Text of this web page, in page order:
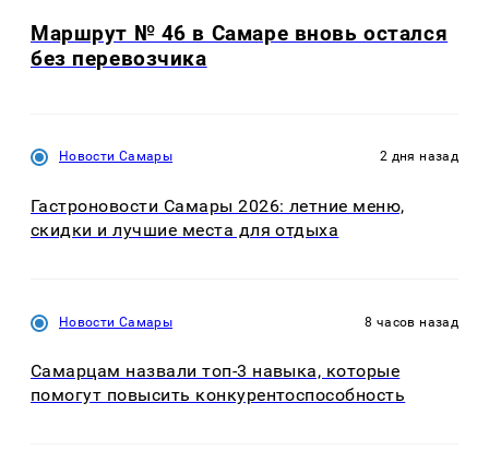
Маршрут № 46 в Самаре вновь остался
без перевозчика
Новости Самары 2 дня назад
Гастроновости Самары 2026: летние меню,
скидки и лучшие места для отдыха
Новости Самары 8 часов назад
Самарцам назвали топ-3 навыка, которые
помогут повысить конкурентоспособность